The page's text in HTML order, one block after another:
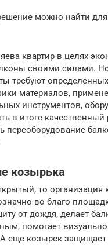
можно найти
квартир в целях
своими силами. Но
требуют
материалов,
инструментов,
в итоге качественный
переоборудование
козырька
то организация
во благо
от дождя, делает
помогает визуально
А еще козырек